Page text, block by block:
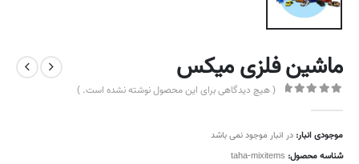
ماشین فلزی میکس
( هیچ دیدگاهی برای این محصول نوشته نشده است. )
موجودی انبار: در انبار موجود نمی باشد
شناسه محصول: taha-mixitems